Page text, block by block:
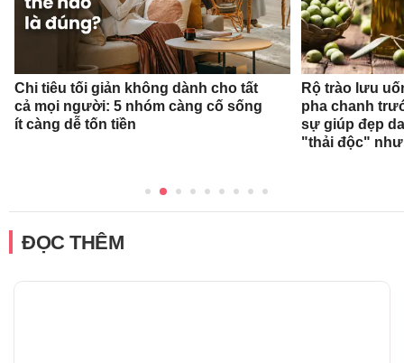
Chi tiêu tối giản không dành cho tất
cả mọi người: 5 nhóm càng cố sống
ít càng dễ tốn tiền
Rộ trào lưu
pha chanh
sự giúp đẹp
"thải độc"
ĐỌC THÊM